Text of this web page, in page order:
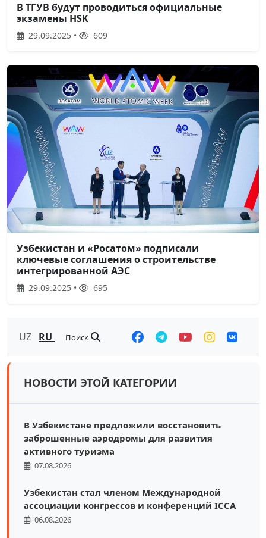
В ТГУВ будут проводиться официальные
экзамены HSK
29.09.2025 • 609
Узбекистан и «Росатом» подписали
ключевые соглашения о строительстве
интегрированной АЭС
29.09.2025 • 695
UZ RU Поиск
НОВОСТИ ЭТОЙ КАТЕГОРИИ
В Узбекистане предложили восстановить
заброшенные аэродромы для развития
активного туризма
07.08.2026
Узбекистан стал членом Международной
ассоциации конгрессов и конференций ICCA
06.08.2026